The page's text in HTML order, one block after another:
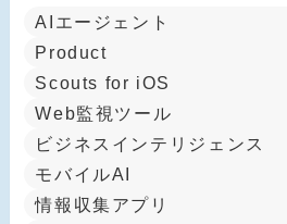
AIエージェント
Product
Scouts for iOS
Web監視ツール
ビジネスインテリジェンス
モバイルAI
情報収集アプリ